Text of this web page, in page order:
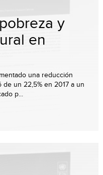
y
en
una reducción
un 22,5% en 2017 a un
p...